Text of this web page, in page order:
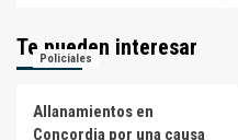
Te pueden interesar
Policiales
Allanamientos en
Concordia por una causa